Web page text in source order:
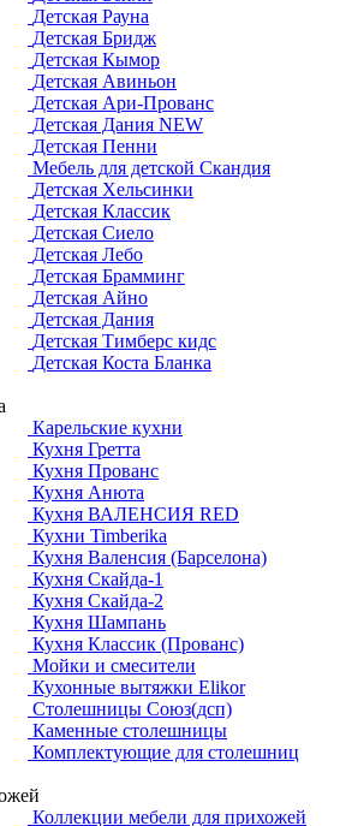
Детская Рауна
Детская Бридж
Детская Кымор
Детская Авиньон
Детская Ари-Прованс
Детская Дания NEW
Детская Пенни
Мебель для детской Скандия
Детская Хельсинки
Детская Классик
Детская Сиело
Детская Лебо
Детская Брамминг
Детская Айно
Детская Дания
Детская Тимберс кидс
Детская Коста Бланка
Карельские кухни
Кухня Гретта
Кухня Прованс
Кухня Анюта
Кухня ВАЛЕНСИЯ RED
Кухни Timberika
Кухня Валенсия (Барселона)
Кухня Скайда-1
Кухня Скайда-2
Кухня Шампань
Кухня Классик (Прованс)
Мойки и смесители
Кухонные вытяжки Elikor
Столешницы Союз(дсп)
Каменные столешницы
Комплектующие для столешниц
Коллекции мебели для прихожей